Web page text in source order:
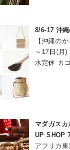
8/6-17 沖
【沖縄の
～17日(月)
水定休 カ
マダガス
UP SHOP
アフリカ